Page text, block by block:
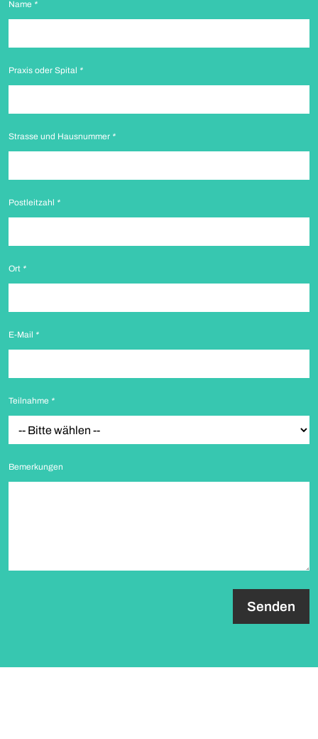
Name *
Praxis oder Spital *
Strasse und Hausnummer *
Postleitzahl *
Ort *
E-Mail *
Teilnahme *
Bemerkungen